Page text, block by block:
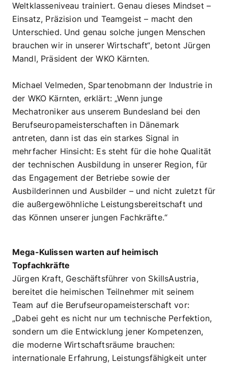
Weltklasseniveau trainiert. Genau dieses Mindset –
Einsatz, Präzision und Teamgeist – macht den
Unterschied. Und genau solche jungen Menschen
brauchen wir in unserer Wirtschaft“, betont Jürgen
Mandl, Präsident der WKO Kärnten.
Michael Velmeden, Spartenobmann der Industrie in
der WKO Kärnten, erklärt: „Wenn junge
Mechatroniker aus unserem Bundesland bei den
Berufseuropameisterschaften in Dänemark
antreten, dann ist das ein starkes Signal in
mehrfacher Hinsicht: Es steht für die hohe Qualität
der technischen Ausbildung in unserer Region, für
das Engagement der Betriebe sowie der
Ausbilderinnen und Ausbilder – und nicht zuletzt für
die außergewöhnliche Leistungsbereitschaft und
das Können unserer jungen Fachkräfte.“
Mega-Kulissen warten auf heimisch
Topfachkräfte
Jürgen Kraft, Geschäftsführer von SkillsAustria,
bereitet die heimischen Teilnehmer mit seinem
Team auf die Berufseuropameisterschaft vor:
„Dabei geht es nicht nur um technische Perfektion,
sondern um die Entwicklung jener Kompetenzen,
die moderne Wirtschaftsräume brauchen:
internationale Erfahrung, Leistungsfähigkeit unter